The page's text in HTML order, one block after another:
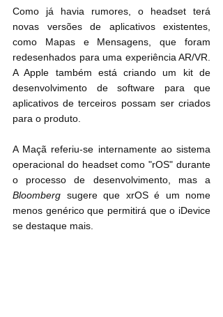
Como já havia rumores, o headset terá
novas versões de aplicativos existentes,
como Mapas e Mensagens, que foram
redesenhados para uma experiência AR/VR.
A Apple também está criando um kit de
desenvolvimento de software para que
aplicativos de terceiros possam ser criados
para o produto.
A Maçã referiu-se internamente ao sistema
operacional do headset como "rOS" durante
Bloomberg sugere que xrOS é um nome
menos genérico que permitirá que o iDevice
se destaque mais.